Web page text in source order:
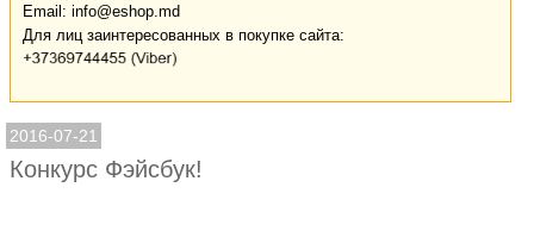
Email: info@eshop.md
Для лиц заинтересованных в покупке сайта:
2016-07-21
Конкурс Фэйсбук!